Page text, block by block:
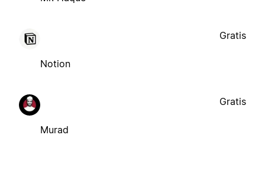
Notion
Gratis
Murad
Gratis